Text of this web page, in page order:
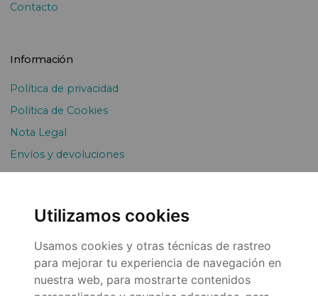
Utilizamos cookies
Usamos cookies y otras técnicas de rastreo
para mejorar tu experiencia de navegación en
nuestra web, para mostrarte contenidos
Contacto
Información
Política de privacidad
Política de Cookies
Nota Legal
Envíos y devoluciones
Pago Fraccionado